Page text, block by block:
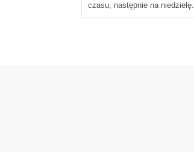
czasu, następnie na niedzielę.